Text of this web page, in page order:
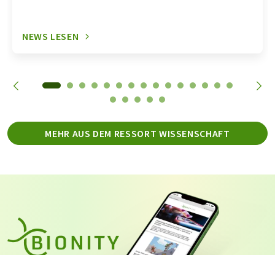
NEWS LESEN
MEHR AUS DEM RESSORT WISSENSCHAFT